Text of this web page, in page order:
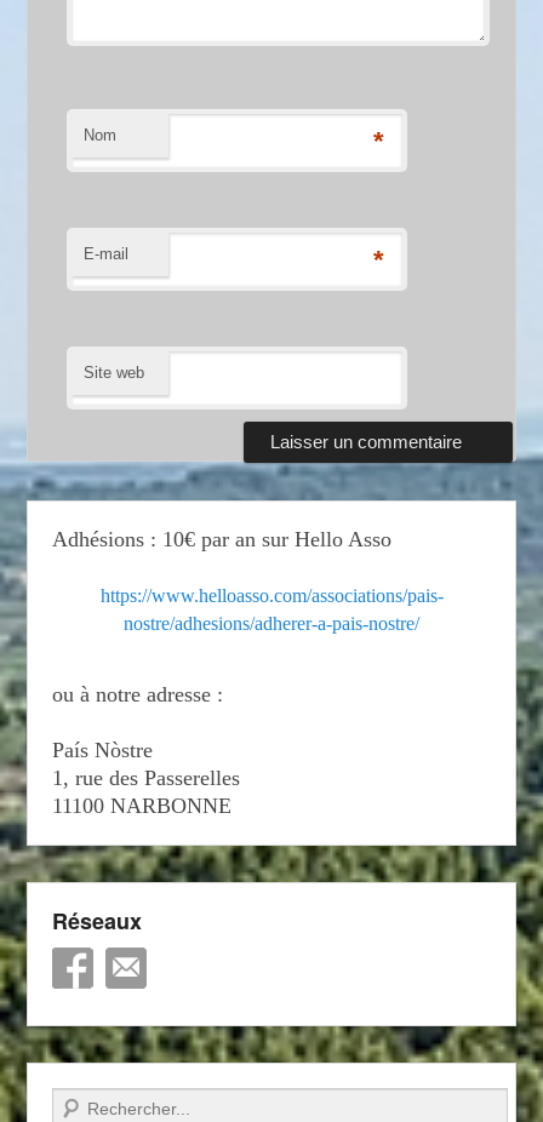
Nom *
E-mail *
Site web
Adhésions : 10€ par an sur Hello Asso
https://www.helloasso.com/associations/pais-
nostre/adhesions/adherer-a-pais-nostre/
ou à notre adresse :
País Nòstre
1, rue des Passerelles
11100 NARBONNE
Réseaux
Recherche